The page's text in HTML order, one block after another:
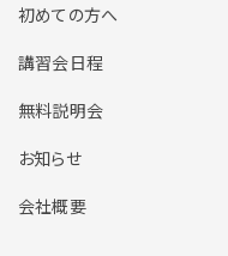
初めての方へ
講習会日程
無料説明会
お知らせ
会社概要